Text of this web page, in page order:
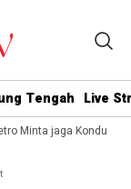
Tengah Live
Minta jaga